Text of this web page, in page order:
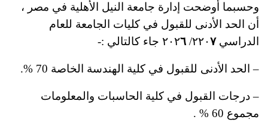
وحسبما أوضحت إدارة جامعة النيل الأهلية في مصر ،
أن الحد الأدنى للقبول في كليات الجامعة للعام
الدراسي ٢٢٠٧ / ٢٠٢ ٦ جاء كالتالي :-
– الحد الأدنى للقبول في كلية الهندسة الخاصة 70 %؜.
– درجات القبول في كلية الحاسبات والمعلومات
مجموع 60 %؜ .